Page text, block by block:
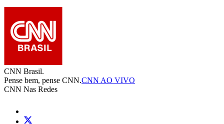
CNN Brasil.
Pense bem, pense CNN.CNN AO VIVO
CNN Nas Redes